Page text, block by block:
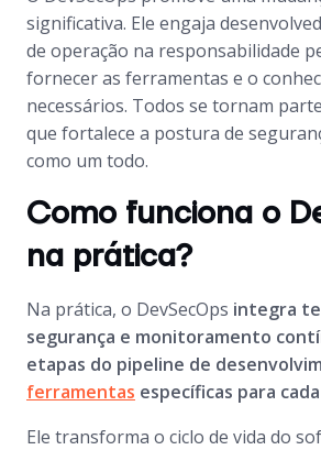
significativa. Ele engaja
de operação na responsabilidade
fornecer as ferramentas e o
necessários. Todos se tornam
que fortalece a postura de
como um todo.
Como funciona o
na prática?
Na prática, o DevSecOps integra
segurança e monitoramento
etapas do pipeline de
ferramentas específicas para
Ele transforma o ciclo de vida do